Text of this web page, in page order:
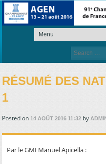
Search
for:
RÉSUMÉ DES
1
Posted on14 AOÛT 2016 11:32 by
Par le GMI Manuel Apicella :